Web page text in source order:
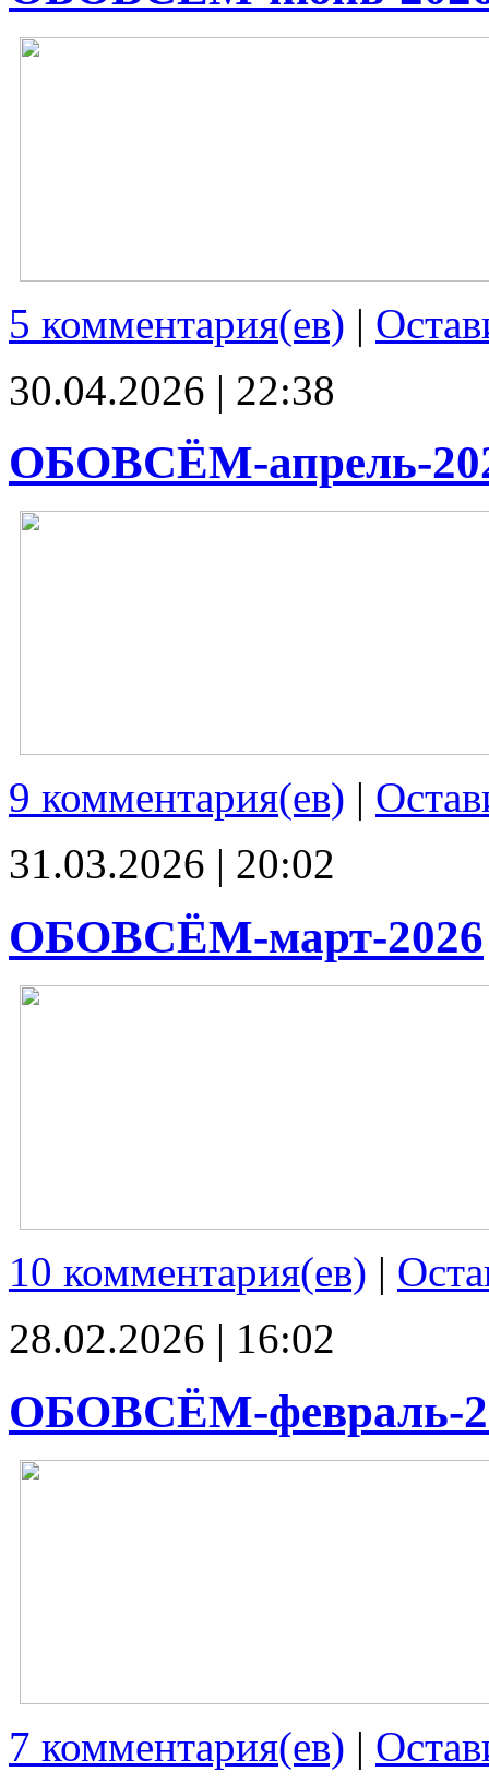
5 комментария(ев) |
30.04.2026 | 22:38
ОБОВСЁМ-апрель-
9 комментария(ев) |
31.03.2026 | 20:02
ОБОВСЁМ-март-2026
10 комментария(ев) |
28.02.2026 | 16:02
ОБОВСЁМ-февраль-
7 комментария(ев) |